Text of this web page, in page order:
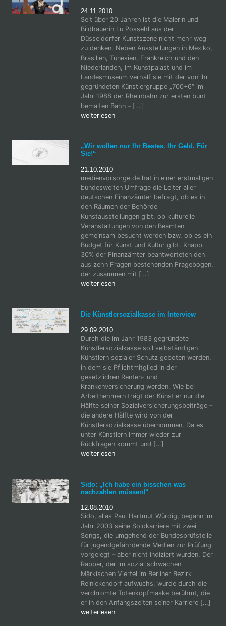
24.11.2010
Seit über 20 Jahren ist die Malerin und
Bildhauerin Lu Possehl aus der
Düsseldorfer Kunstszene nicht mehr weg
zu denken. Neben Ausstellungen in Mexiko,
Brasilien, Tunesien, Frankreich und den
Niederlanden, im Kunstpalast und im
Landesmuseum verhalf sie mit der von ihr
gegründeten Künstlergruppe „700+6“ im
Jahr 1988 der Rheinbahn zur ersten bunt
bemalten Bahn – […]
weiterlesen
„Wir wollen nur Ihr Bestes. Ihr Geld. Für
Sie!“
21.10.2010
medienvorsorge.de hat in einer erstmaligen
bundesweiten Umfrage die Leiter aller
deutschen Finanzämter befragt, ob es in
den Räumen der Behörde
Kunstausstellungen gibt, ob kulturelle
Veranstaltungen von den Beamten
gemeinsam besucht werden bzw. ob es ein
Budget für Kunst und Kultur gibt. Knapp
30% der Finanzämter beantworteten den
aus zehn Fragen bestehenden Fragebogen,
der zusammen mit […]
weiterlesen
Die Künstlersozialkasse im Interview
29.09.2010
Durch die im Jahr 1983 gegründete
Künstlersozialkasse soll selbständigen
Künstlern sozialer Schutz geboten werden,
in dem sie Pflichtmitglied in der
gesetzlichen Renten- und
Krankenversicherung werden. Wie bei
Arbeitnehmern trägt der Künstler nur die
Hälfte seiner Sozialversicherungsbeiträge –
die andere Hälfte wird von der
Künstlersozialkasse übernommen. Da es
unter Künstlern immer wieder zur
Rückfragen kommt und […]
weiterlesen
Sido: „Ich habe ein bisschen was
nachzahlen müssen!“
12.08.2010
Sido, alias Paul Hartmut Würdig, begann im
Jahr 2003 seine Solokarriere mit zwei
Songs, die umgehend der Bundesprüfstelle
für jugendgefährdende Medien zur Prüfung
vorgelegt – aber nicht indiziert wurden. Der
Rapper, der im sozial schwachen
Märkischen Viertel im Berliner Bezirk
Reinickendorf aufwuchs, wurde durch die
verchromte Totenkopfmaske berühmt, die
er in den Anfangszeiten seiner Karriere […]
weiterlesen